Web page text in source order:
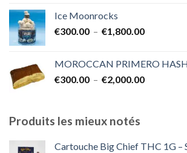
à
Ice Moonrocks
€300.00 – €1,800.00Plage
€300.00
à
MOROCCAN PRIMERO
€300.00 – €2,000.00Plage
€2,000.00
Produits les mieux notés
Cartouche Big Chief THC 1G –